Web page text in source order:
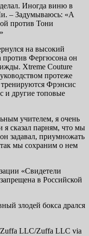
Иногда виню в
– Задумываюсь: «А
против Тони
на высокий
против Фергюсона он
Xtreme Couture
протеже
Фрэнсис
и другие топовые
учителем, я очень
я сказал парням, что мы
задавал, приумножать
мы сохраним о нем
«Свидетели
в Российской
злодей бокса дрался
Zuffa LLC/Zuffa LLC via